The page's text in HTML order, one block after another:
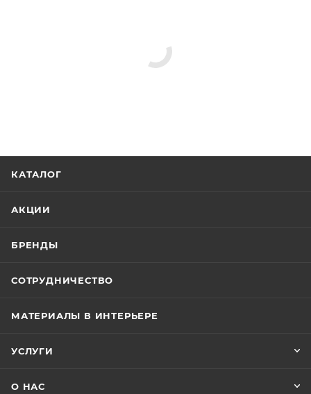
КАТАЛОГ
АКЦИИ
БРЕНДЫ
СОТРУДНИЧЕСТВО
МАТЕРИАЛЫ В ИНТЕРЬЕРЕ
УСЛУГИ
О НАС